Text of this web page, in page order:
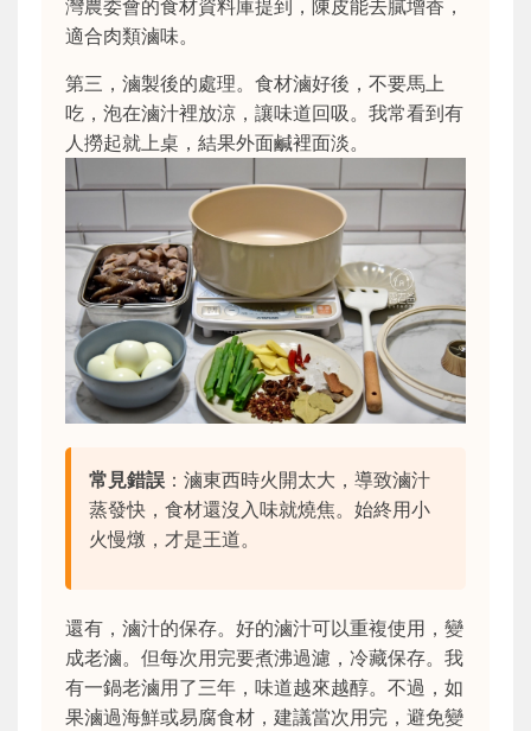
灣農委會的食材資料庫提到，陳皮能去膩增香，
適合肉類滷味。
第三，滷製後的處理。食材滷好後，不要馬上
吃，泡在滷汁裡放涼，讓味道回吸。我常看到有
人撈起就上桌，結果外面鹹裡面淡。
常見錯誤 ：滷東西時火開太大，導致滷汁
蒸發快，食材還沒入味就燒焦。始終用小
火慢燉，才是王道。
還有，滷汁的保存。好的滷汁可以重複使用，變
成老滷。但每次用完要煮沸過濾，冷藏保存。我
有一鍋老滷用了三年，味道越來越醇。不過，如
果滷過海鮮或易腐食材，建議當次用完，避免變